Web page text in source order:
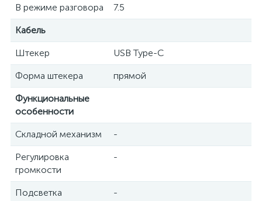
В режиме разговора 7.5
Кабель
Штекер USB Type-C
Форма штекера прямой
Функциональные
особенности
Складной механизм -
Регулировка
громкости
-
Подсветка -